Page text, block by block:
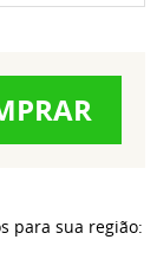
para sua região: